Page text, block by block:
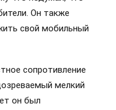
Он также
свой мобильный
сопротивление
мелкий
он был